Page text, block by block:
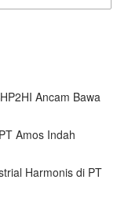
Ancam Bawa
Amos Indah
Harmonis di PT